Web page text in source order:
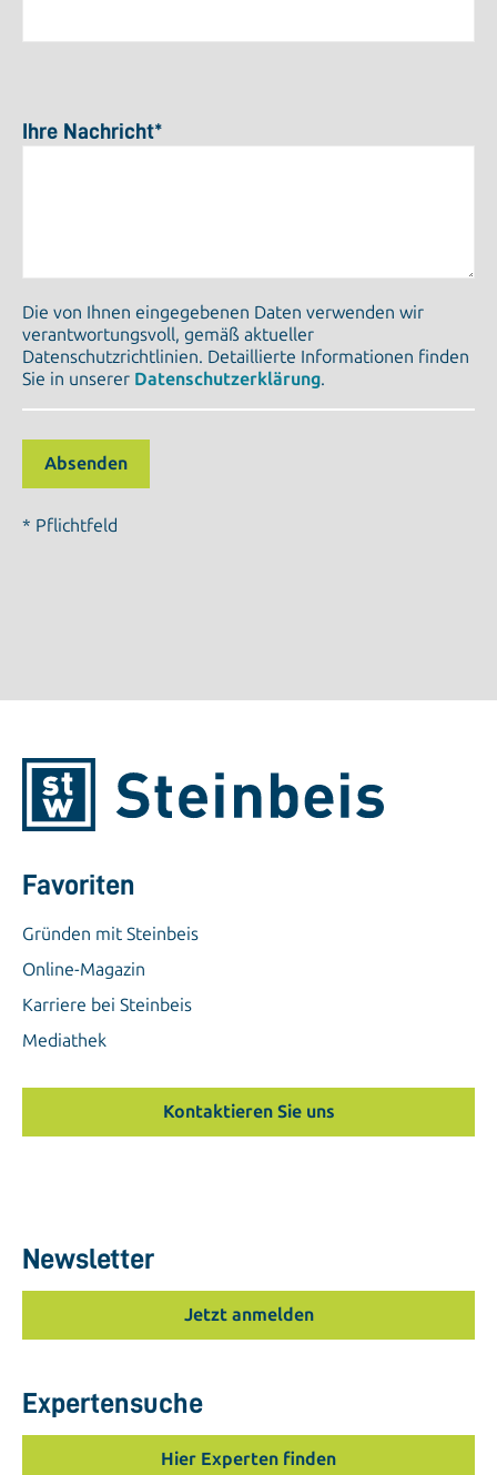
Ihre Nachricht*
Die von Ihnen eingegebenen Daten verwenden wir
verantwortungsvoll, gemäß aktueller
Datenschutzrichtlinien. Detaillierte Informationen finden
Sie in unserer Datenschutzerklärung.
* Pflichtfeld
Favoriten
Gründen mit Steinbeis
Online-Magazin
Karriere bei Steinbeis
Mediathek
Kontaktieren Sie uns
Newsletter
Jetzt anmelden
Expertensuche
Hier Experten finden